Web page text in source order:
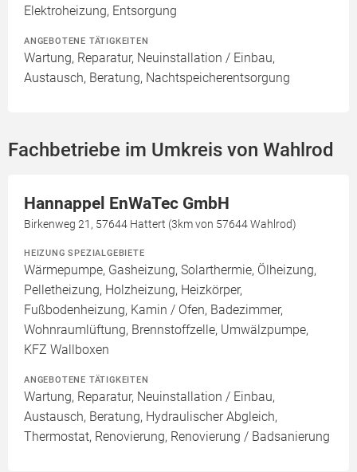
Elektroheizung, Entsorgung
ANGEBOTENE TÄTIGKEITEN
Wartung, Reparatur, Neuinstallation / Einbau,
Austausch, Beratung, Nachtspeicherentsorgung
Fachbetriebe im Umkreis von Wahlrod
Hannappel EnWaTec GmbH
Birkenweg 21, 57644 Hattert (3km von 57644 Wahlrod)
HEIZUNG SPEZIALGEBIETE
Wärmepumpe, Gasheizung, Solarthermie, Ölheizung,
Pelletheizung, Holzheizung, Heizkörper,
Fußbodenheizung, Kamin / Ofen, Badezimmer,
Wohnraumlüftung, Brennstoffzelle, Umwälzpumpe,
KFZ Wallboxen
ANGEBOTENE TÄTIGKEITEN
Wartung, Reparatur, Neuinstallation / Einbau,
Austausch, Beratung, Hydraulischer Abgleich,
Thermostat, Renovierung, Renovierung / Badsanierung